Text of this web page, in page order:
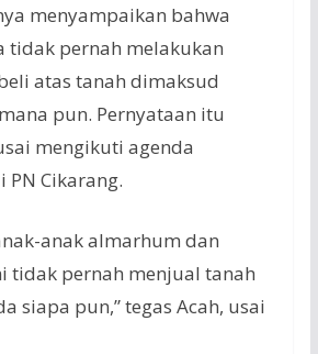
menyampaikan bahwa
tidak pernah melakukan
atas tanah dimaksud
pun. Pernyataan itu
mengikuti agenda
PN Cikarang.
anak almarhum dan
tidak pernah menjual tanah
siapa pun,” tegas Acah, usai